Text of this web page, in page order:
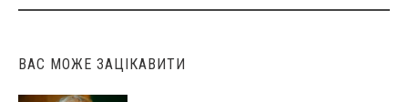
ВАС МОЖЕ ЗАЦІКАВИТИ